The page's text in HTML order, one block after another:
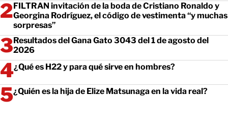
FILTRAN invitación de la boda de Cristiano Ronaldo y
Georgina Rodríguez, el código de vestimenta “y muchas
sorpresas”
Resultados del Gana Gato 3043 del 1 de agosto del
2026
¿Qué es H22 y para qué sirve en hombres?
¿Quién es la hija de Elize Matsunaga en la vida real?